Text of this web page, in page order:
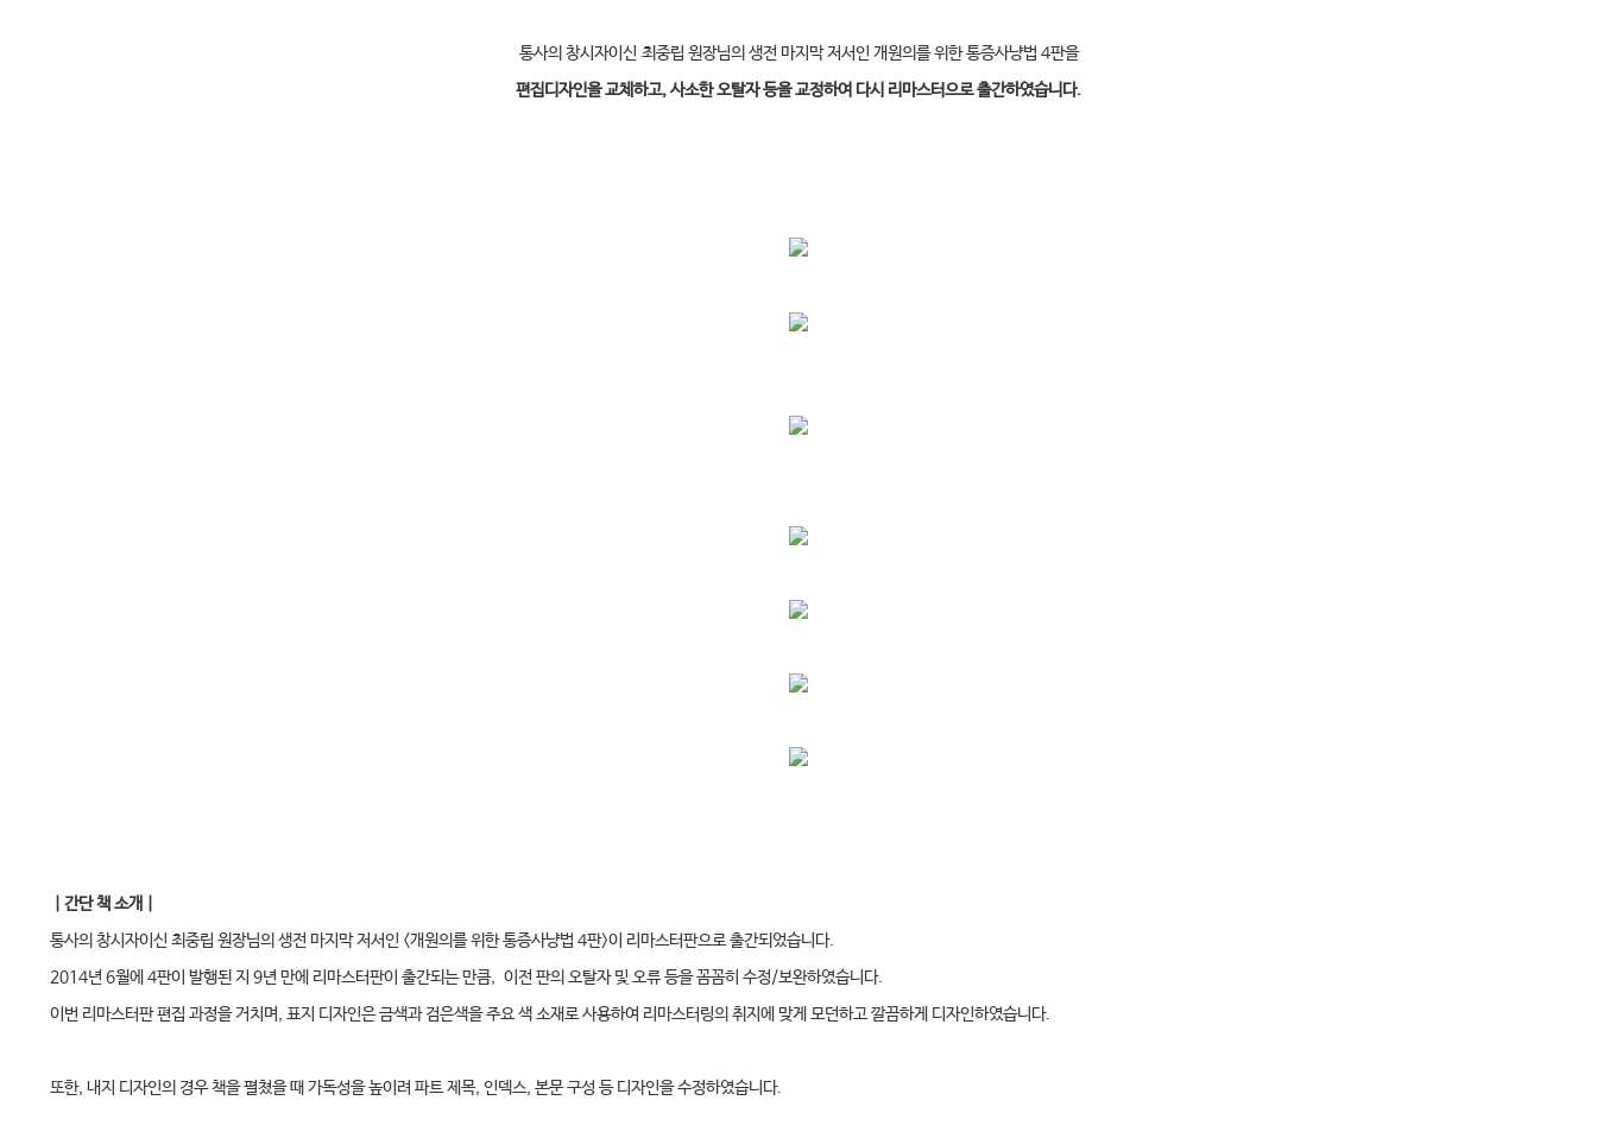
통사의 창시자이신 최중립 원장님의 생전 마지막 저서인 개원의를 위한 통증사냥법 4판을
편집디자인을 교체하고, 사소한 오탈자 등을 교정하여 다시 리마스터으로 출간하였습니다.
｜간단 책 소개｜
통사의 창시자이신 최중립 원장님의 생전 마지막 저서인 <개원의를 위한 통증사냥법 4판>이 리마스터판으로 출간되었습니다.
2014년 6월에 4판이 발행된 지 9년 만에 리마스터판이 출간되는 만큼, 이전 판의 오탈자 및 오류 등을 꼼꼼히 수정/보완하였습니다.
이번 리마스터판 편집 과정을 거치며, 표지 디자인은 금색과 검은색을 주요 색 소재로 사용하여 리마스터링의 취지에 맞게 모던하고 깔끔하게 디자인하였습니다.
또한, 내지 디자인의 경우 책을 펼쳤을 때 가독성을 높이려 파트 제목, 인덱스, 본문 구성 등 디자인을 수정하였습니다.